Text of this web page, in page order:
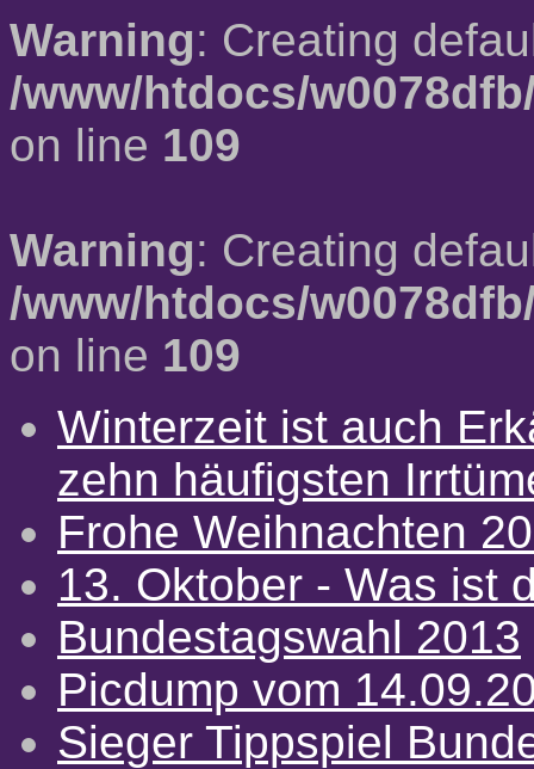
Warning: Creating
/www/htdocs/
on line 109
Warning: Creating
/www/htdocs/
on line 109
Winterzeit ist auch
zehn häufigsten
Frohe Weihnachten
13. Oktober - Was ist
Bundestagswahl 2013
Picdump vom
Sieger Tippspiel